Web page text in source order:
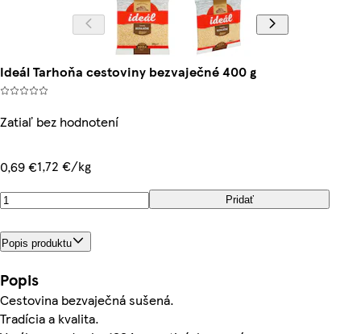
Ideál Tarhoňa cestoviny bezvaječné 400 g
Zatiaľ bez hodnotení
0,69 €1,72 €/kg
Pridať
Popis produktu
Popis
Cestovina bezvaječná sušená.
Tradícia a kvalita.